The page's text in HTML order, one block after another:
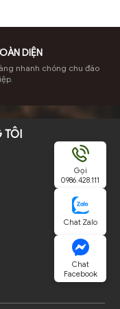
DIỆN
nhanh chóng chu đáo
TÔI
Gọi
0986.428.111
Chat Zalo
Chat
Facebook